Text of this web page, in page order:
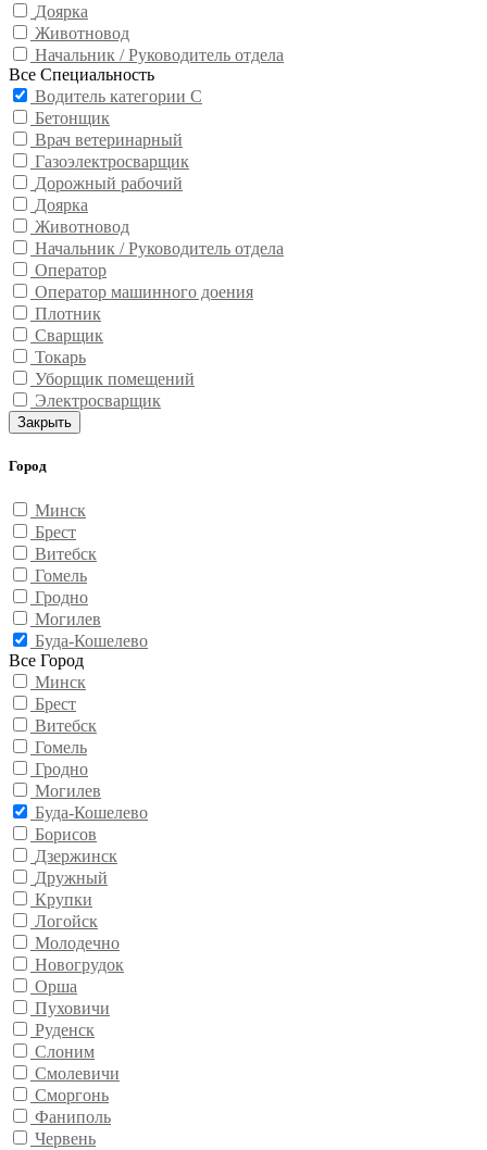
Доярка
Животновод
Начальник / Руководитель отдела
Все Специальность
Водитель категории С
Бетонщик
Врач ветеринарный
Газоэлектросварщик
Дорожный рабочий
Доярка
Животновод
Начальник / Руководитель отдела
Оператор
Оператор машинного доения
Плотник
Сварщик
Токарь
Уборщик помещений
Электросварщик
Закрыть
Город
Минск
Брест
Витебск
Гомель
Гродно
Могилев
Буда-Кошелево
Все Город
Минск
Брест
Витебск
Гомель
Гродно
Могилев
Буда-Кошелево
Борисов
Дзержинск
Дружный
Крупки
Логойск
Молодечно
Новогрудок
Орша
Пуховичи
Руденск
Слоним
Смолевичи
Сморгонь
Фаниполь
Червень